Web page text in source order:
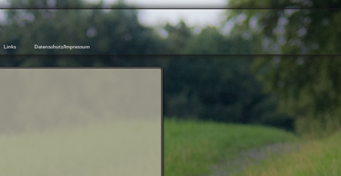
Links Datenschutz/Impressum